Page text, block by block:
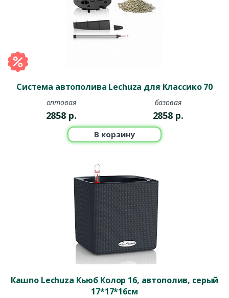
Система автополива Lechuza для Классико 70
оптовая
2858 р.
базовая
2858 р.
В корзину
Кашпо Lechuza Кьюб Колор 16, автополив, серый
17*17*16см